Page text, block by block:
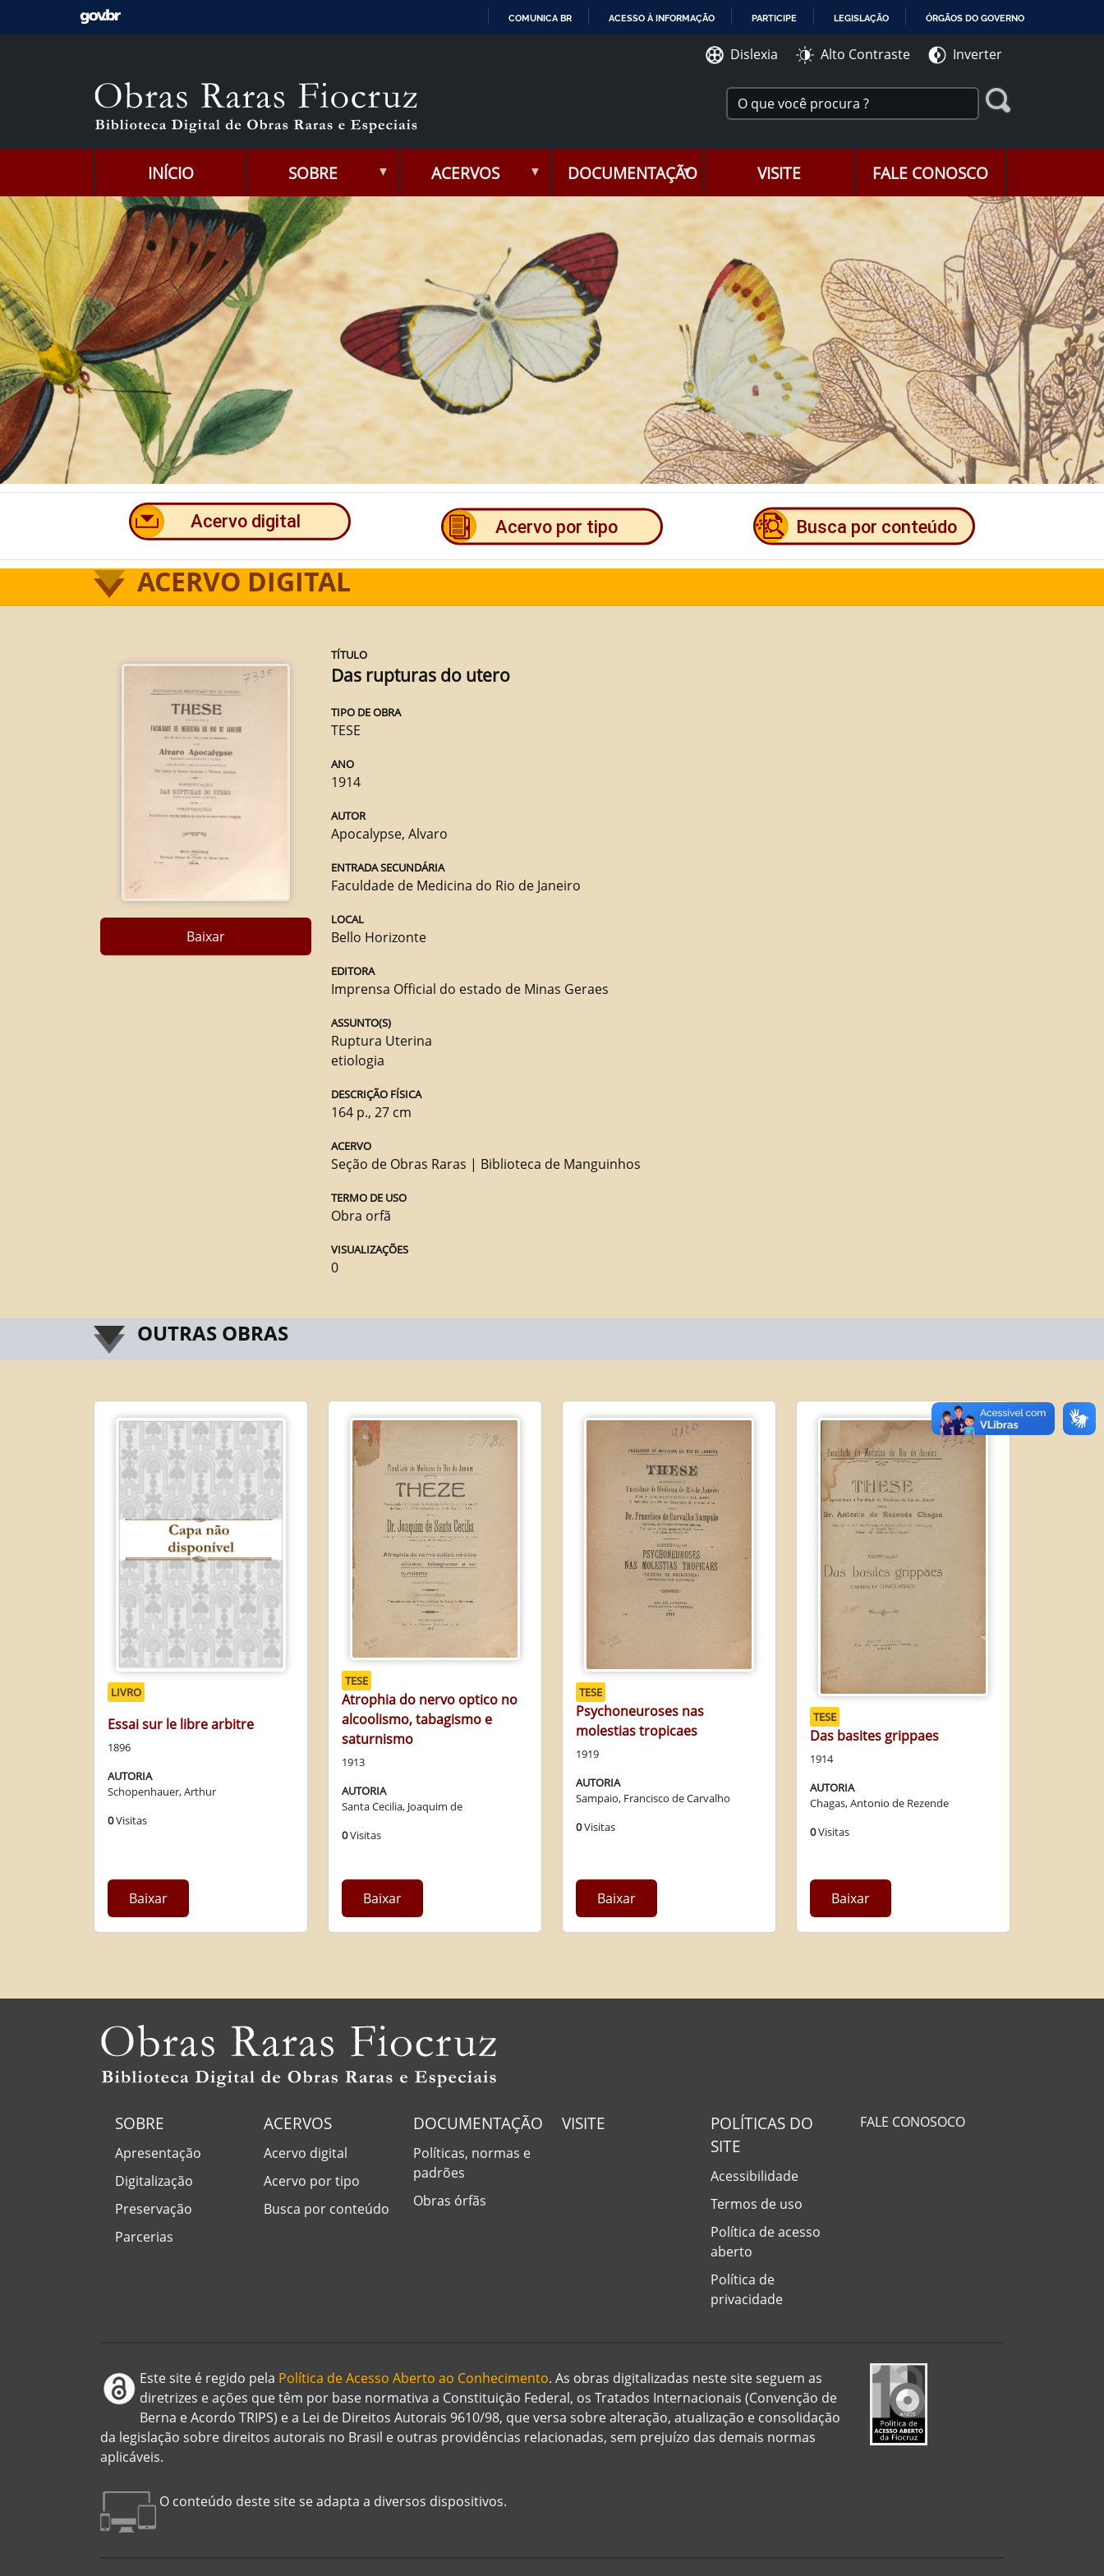
Ir para o conteúdo [1]
Ir para o menu [2]
COMUNICA BR ACESSO À INFORMAÇÃO PARTICIPE LEGISLAÇÃO ÓRGÃOS DO GOVERNO
Dislexia Alto Contraste Inverter
INÍCIO SOBRE ACERVOS DOCUMENTAÇÃO VISITE FALE CONOSCO
ACERVO DIGITAL
Baixar
TÍTULO
Das rupturas do utero
TIPO DE OBRA
TESE
ANO
1914
AUTOR
Apocalypse, Alvaro
ENTRADA SECUNDÁRIA
Faculdade de Medicina do Rio de Janeiro
LOCAL
Bello Horizonte
EDITORA
Imprensa Official do estado de Minas Geraes
ASSUNTO(S)
Ruptura Uterina
etiologia
DESCRIÇÃO FÍSICA
164 p., 27 cm
ACERVO
Seção de Obras Raras | Biblioteca de Manguinhos
TERMO DE USO
Obra orfã
VISUALIZAÇÕES
0
OUTRAS OBRAS
LIVRO
Essai sur le libre arbitre
1896
AUTORIA
Schopenhauer, Arthur
0Visitas
Baixar
TESE
Atrophia do nervo optico no
alcoolismo, tabagismo e
saturnismo
1913
AUTORIA
Santa Cecilia, Joaquim de
0Visitas
Baixar
TESE
Psychoneuroses nas
molestias tropicaes
1919
AUTORIA
Sampaio, Francisco de Carvalho
0Visitas
Baixar
TESE
Das basites grippaes
1914
AUTORIA
Chagas, Antonio de Rezende
0Visitas
Baixar
SOBRE
Apresentação
Digitalização
Preservação
Parcerias
ACERVOS
Acervo digital
Acervo por tipo
Busca por conteúdo
DOCUMENTAÇÃO
Políticas, normas e
padrões
Obras órfãs
VISITE
POLÍTICAS DO
SITE
Acessibilidade
Termos de uso
Política de acesso
aberto
Política de
privacidade
FALE CONOSOCO
Este site é regido pela Política de Acesso Aberto ao Conhecimento. As obras digitalizadas neste site seguem as
diretrizes e ações que têm por base normativa a Constituição Federal, os Tratados Internacionais (Convenção de
Berna e Acordo TRIPS) e a Lei de Direitos Autorais 9610/98, que versa sobre alteração, atualização e consolidação
da legislação sobre direitos autorais no Brasil e outras providências relacionadas, sem prejuízo das demais normas
aplicáveis.
O conteúdo deste site se adapta a diversos dispositivos.